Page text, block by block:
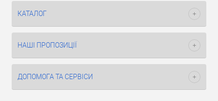
КАТАЛОГ
НАШІ ПРОПОЗИЦІЇ
ДОПОМОГА ТА СЕРВІСИ